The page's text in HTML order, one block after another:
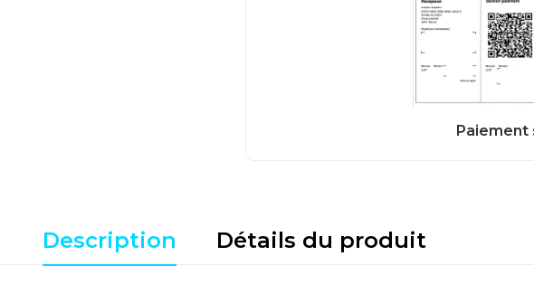
Description Détails du produit